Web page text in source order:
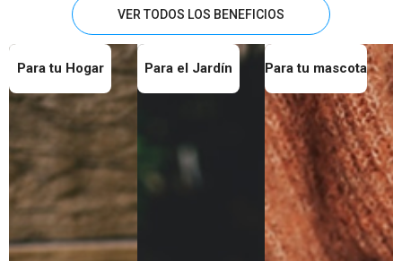
VER TODOS LOS BENEFICIOS
Para tu Hogar Para el Jardín Para tu mascota